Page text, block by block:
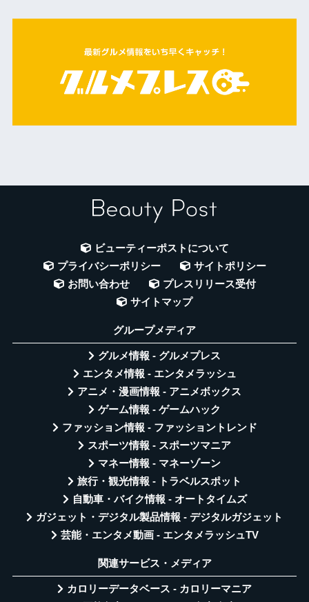
ビューティーポストについて
プライバシーポリシー
サイトポリシー
お問い合わせ
プレスリリース受付
サイトマップ
グループメディア
グルメ情報 - グルメプレス
エンタメ情報 - エンタメラッシュ
アニメ・漫画情報 - アニメボックス
ゲーム情報 - ゲームハック
ファッション情報 - ファッショントレンド
スポーツ情報 - スポーツマニア
マネー情報 - マネーゾーン
旅行・観光情報 - トラベルスポット
自動車・バイク情報 - オートタイムズ
ガジェット・デジタル製品情報 - デジタルガジェット
芸能・エンタメ動画 - エンタメラッシュTV
関連サービス・メディア
カロリーデータベース - カロリーマニア